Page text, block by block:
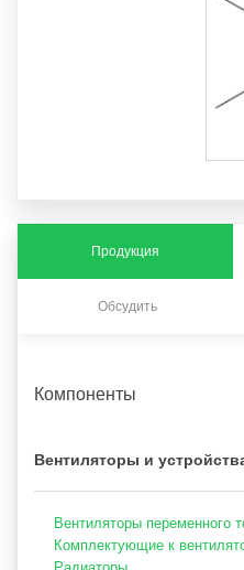
Продукция
Обсудить
Компоненты
Вентиляторы и
Вентиляторы переменного
Комплектующие к